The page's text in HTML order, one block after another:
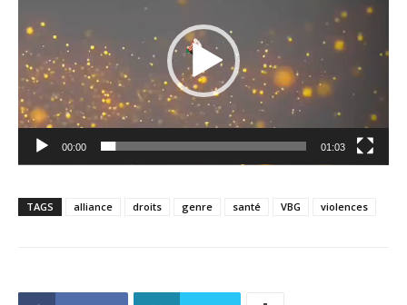
00:00 01:03
TAGS alliance droits genre santé VBG violences